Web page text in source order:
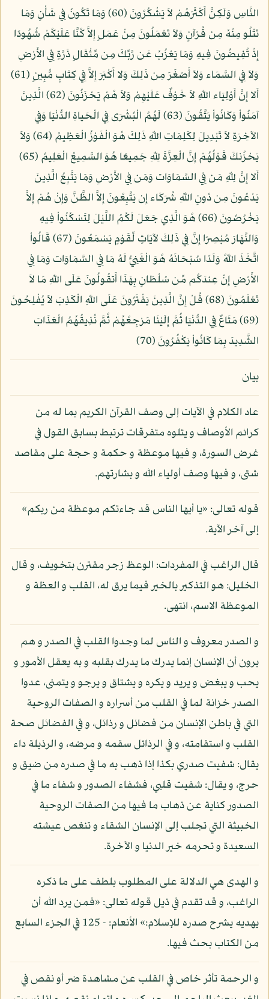
النَّاسِ وَلَكِنَّ أَكْثَرَهُمْ لاَ يَشْكُرُونَ (60) وَمَا تَكُونُ فِي شَأْنٍ وَمَا
تَتْلُو مِنْهُ مِن قُرْآنٍ وَلاَ تَعْمَلُونَ مِنْ عَمَلٍ إِلاَّ كُنَّا عَلَيْكُمْ شُهُودًا
إِذْ تُفِيضُونَ فِيهِ وَمَا يَعْزُبُ عَن رَّبِّكَ مِن مِّثْقَالِ ذَرَّةٍ فِي الأَرْضِ
وَلاَ فِي السَّمَاء وَلاَ أَصْغَرَ مِن ذَلِكَ وَلا أَكْبَرَ إِلاَّ فِي كِتَابٍ مُّبِينٍ (61)
أَلا إِنَّ أَوْلِيَاء اللّهِ لاَ خَوْفٌ عَلَيْهِمْ وَلاَ هُمْ يَحْزَنُونَ (62) الَّذِينَ
آمَنُواْ وَكَانُواْ يَتَّقُونَ (63) لَهُمُ الْبُشْرَى فِي الْحَياةِ الدُّنْيَا وَفِي
الآخِرَةِ لاَ تَبْدِيلَ لِكَلِمَاتِ اللّهِ ذَلِكَ هُوَ الْفَوْزُ الْعَظِيمُ (64) وَلاَ
يَحْزُنكَ قَوْلُهُمْ إِنَّ الْعِزَّةَ لِلّهِ جَمِيعًا هُوَ السَّمِيعُ الْعَلِيمُ (65)
أَلا إِنَّ لِلّهِ مَن فِي السَّمَاوَات وَمَن فِي الأَرْضِ وَمَا يَتَّبِعُ الَّذِينَ
يَدْعُونَ مِن دُونِ اللّهِ شُرَكَاء إِن يَتَّبِعُونَ إِلاَّ الظَّنَّ وَإِنْ هُمْ إِلاَّ
يَخْرُصُونَ (66) هُوَ الَّذِي جَعَلَ لَكُمُ اللَّيْلَ لِتَسْكُنُواْ فِيهِ
وَالنَّهَارَ مُبْصِرًا إِنَّ فِي ذَلِكَ لآيَاتٍ لِّقَوْمٍ يَسْمَعُونَ (67) قَالُواْ
اتَّخَذَ اللّهُ وَلَدًا سُبْحَانَهُ هُوَ الْغَنِيُّ لَهُ مَا فِي السَّمَاوَات وَمَا فِي
الأَرْضِ إِنْ عِندَكُم مِّن سُلْطَانٍ بِهَذَا أَتقُولُونَ عَلَى اللّهِ مَا لاَ
تَعْلَمُونَ (68) قُلْ إِنَّ الَّذِينَ يَفْتَرُونَ عَلَى اللّهِ الْكَذِبَ لاَ يُفْلِحُونَ
(69) مَتَاعٌ فِي الدُّنْيَا ثُمَّ إِلَيْنَا مَرْجِعُهُمْ ثُمَّ نُذِيقُهُمُ الْعَذَابَ
الشَّدِيدَ بِمَا كَانُواْ يَكْفُرُونَ (70)
بيان
عاد الكلام في الآيات إلى وصف القرآن الكريم بما له من
كرائم الأوصاف و يتلوه متفرقات ترتبط بسابق القول في
غرض السورة، و فيها موعظة و حكمة و حجة على مقاصد
شتى، و فيها وصف أولياء الله و بشارتهم.
قوله تعالى: «يا أيها الناس قد جاءتكم موعظة من ربكم»
إلى آخر الآية.
قال الراغب في المفردات: الوعظ زجر مقترن بتخويف، و قال
الخليل: هو التذكير بالخير فيما يرق له، القلب و العظة و
الموعظة الاسم، انتهى.
و الصدر معروف و الناس لما وجدوا القلب في الصدر و هم
يرون أن الإنسان إنما يدرك ما يدرك بقلبه و به يعقل الأمور و
يحب و يبغض و يريد و يكره و يشتاق و يرجو و يتمنى، عدوا
الصدر خزانة لما في القلب من أسراره و الصفات الروحية
التي في باطن الإنسان من فضائل و رذائل، و في الفضائل صحة
القلب و استقامته، و في الرذائل سقمه و مرضه، و الرذيلة داء
يقال: شفيت صدري بكذا إذا ذهب به ما في صدره من ضيق و
حرج، و يقال: شفيت قلبي، فشفاء الصدور و شفاء ما في
الصدور كناية عن ذهاب ما فيها من الصفات الروحية
الخبيثة التي تجلب إلى الإنسان الشقاء و تنغص عيشته
السعيدة و تحرمه خير الدنيا و الآخرة.
و الهدى هي الدلالة على المطلوب بلطف على ما ذكره
الراغب، و قد تقدم في ذيل قوله تعالى: «فمن يرد الله أن
يهديه يشرح صدره للإسلام:» الأنعام: - 125 في الجزء السابع
من الكتاب بحث فيها.
و الرحمة تأثر خاص في القلب عن مشاهدة ضر أو نقص في